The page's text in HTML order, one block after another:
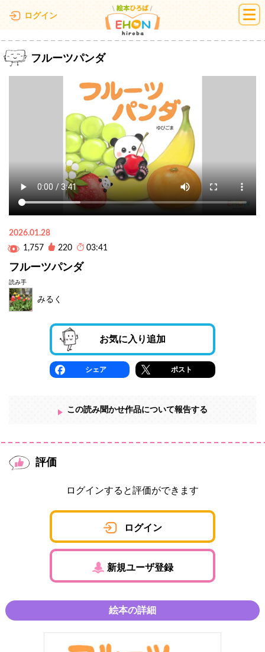
ログイン 絵本ひろば
フルーツパンダ
2026.01.28
1,757
220 03:41
フルーツパンダ
読み手
みるく
お気に入り追加
シェア ポスト
この読み聞かせ作品について報告する
評価
ログインすると評価ができます
ログイン
新規ユーザ登録
絵本の詳細